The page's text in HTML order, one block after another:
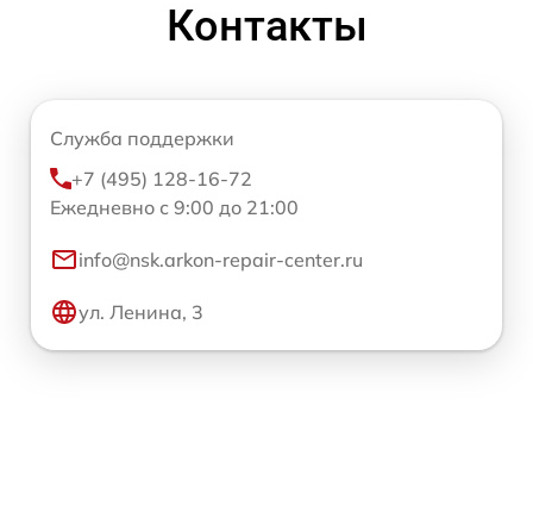
Контакты
Служба поддержки
+7 (495) 128-16-72
Ежедневно с 9:00 до 21:00
info@nsk.arkon-repair-center.ru
ул. Ленина, 3